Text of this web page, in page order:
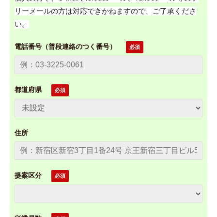
リーメールの方は対応できかねますので、ご了承くださ
い。
電話番号（普段連絡のつく番号）
都道府県
住所
提案区分